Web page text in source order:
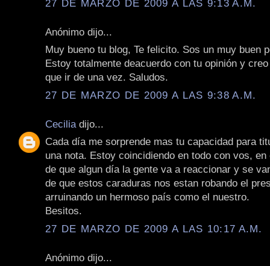
27 DE MARZO DE 2009 A LAS 9:13 A.M.
Anónimo dijo...
Muy bueno tu blog, Te felicito. Sos un muy buen
Estoy totalmente deacuerdo con tu opinión y
que ir de una vez. Saludos.
27 DE MARZO DE 2009 A LAS 9:38 A.M.
Cecilia dijo...
Cada día me sorprende mas tu capacidad para
una nota. Estoy coincidiendo en todo con vos,
de que algun día la gente va a reaccionar y se
de que estos caraduras nos estan robando el
arruinando un hermoso país como el nuestro.
Besitos.
27 DE MARZO DE 2009 A LAS 10:17 A.M.
Anónimo dijo...